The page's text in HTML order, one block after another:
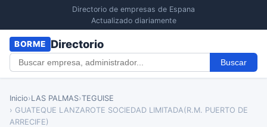
Directorio de empresas de Espana
Actualizado diariamente
BORME Directorio
Buscar
Inicio›LAS PALMAS›TEGUISE
› GUATEQUE LANZAROTE SOCIEDAD LIMITADA(R.M. PUERTO DE
ARRECIFE)